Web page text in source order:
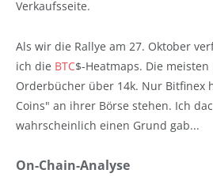
Verkaufsseite.
Als wir die Rallye am 27. Oktober
ich die BTC$-Heatmaps. Die
Orderbücher über 14k. Nur Bitfinex
Coins" an ihrer Börse stehen. Ich
wahrscheinlich einen Grund gab...
On-Chain-Analyse